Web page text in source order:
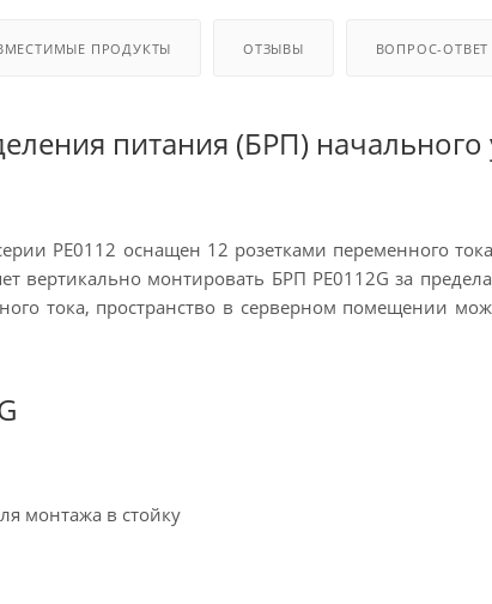
ПРОДУКТЫ ОТЗЫВЫ ВОПРОС-ОТВЕТ
питания (БРП)
PE0112 оснащен 12 розетками переменного
вертикально монтировать БРП PE0112G за
тока, пространство в серверном помещении
монтажа в стойку